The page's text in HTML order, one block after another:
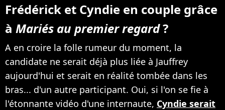
Frédérick et Cyndie en couple grâce
à Mariés au premier regard?
A en croire la folle rumeur du moment, la
candidate ne serait déjà plus liée à Jauffrey
aujourd'hui et serait en réalité tombée dans les
bras... d'un autre participant. Oui, si l'on se fie à
l'étonnante vidéo d'une internaute, Cyndie serait